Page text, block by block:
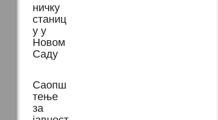
ничку
станиц
у у
Новом
Саду
Саопш
тење
за